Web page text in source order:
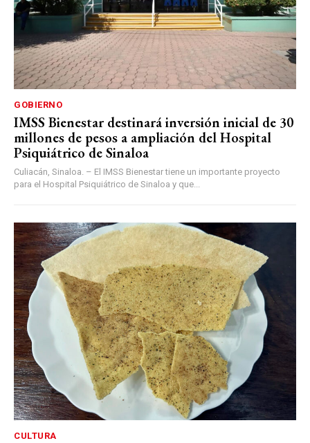
GOBIERNO
IMSS Bienestar destinará inversión inicial de 30
millones de pesos a ampliación del Hospital
Psiquiátrico de Sinaloa
Culiacán, Sinaloa. – El IMSS Bienestar tiene un importante proyecto
para el Hospital Psiquiátrico de Sinaloa y que...
CULTURA